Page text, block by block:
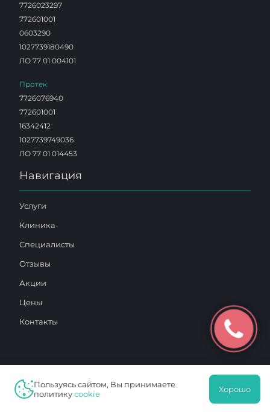
7726023297
772601001
0603290
1027739180490
ЛО 77 01 004101
Протек
7726076940
772601001
16342412
1027739749036
ЛО 77 01 014453
Навигация
Услуги
Клиника
Специалисты
Отзывы
Акции
Цены
Контакты
2025 © «Московский Доктор»
Пользуясь сайтом, Вы принимаете
политикуcookie Хорошо